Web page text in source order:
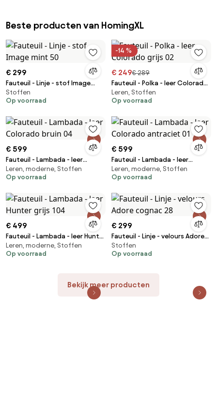
Beste producten van HomingXL
€ 299
Fauteuil - Linje - stof Image
mint 50
Stoffen
Op voorraad
-14 %
€ 249€ 289
Fauteuil - Polka - leer Colorado
grijs 02
Leren, Stoffen
Op voorraad
€ 599
Fauteuil - Lambada - leer
Colorado bruin 04
Leren, moderne, Stoffen
Op voorraad
€ 599
Fauteuil - Lambada - leer
Colorado antraciet 01
Leren, moderne, Stoffen
Op voorraad
€ 499
Fauteuil - Lambada - leer Hunter
grijs 104
Leren, moderne, Stoffen
Op voorraad
€ 299
Fauteuil - Linje - velours Adore
cognac 28
Stoffen
Op voorraad
Bekijk meer producten